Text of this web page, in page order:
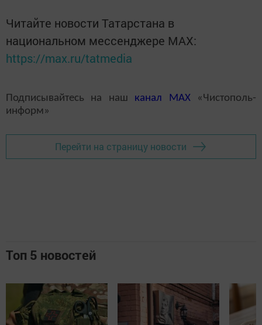
Читайте новости Татарстана в
национальном мессенджере MАХ:
https://max.ru/tatmedia
Подписывайтесь на наш канал MAX«Чистополь-
информ»
Перейти на страницу новости
Топ 5 новостей